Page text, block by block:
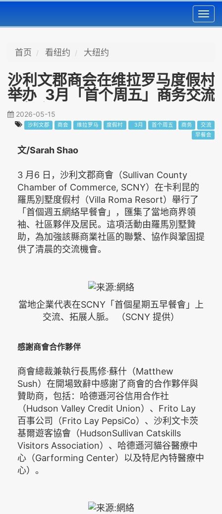
首页 看纽约 大纽约
沙利文郡商会在维拉罗马度假村
举办 3月「首个周五」商务交流
早餐会
2026-05-15
沙利文郡 商会 维拉罗马 度假村 3月 首个周五 商务
交流
早餐会
文/Sarah Shao
3 月6 日，沙利文郡商會（Sullivan County
Chamber of Commerce, SCNY）在卡利昆的
羅馬別墅度假村（Villa Roma Resort）舉行了
「首個週五網絡早餐會」，匯集了當地商界領
袖、社區夥伴及居民。這項活動由羅馬別墅贊
助，為加強該縣商業社區的聯繫、協作與鞏固提
供了清晨的交流機會。
當地企業代表在SCNY「首個星期五早餐會」上
交流、拓展人脈。 （SCNY 提供）
感謝商會合作夥伴
商會總裁兼執行長馬修·蘇什（Matthew
Sush）在開場致辭中感謝了商會的合作夥伴與
贊助商，包括：哈德遜河谷信用合作社
（Hudson Valley Credit Union）、Frito Lay
百事公司（Frito Lay PepsiCo）、沙利文卡茨
基爾遊客協會（HudsonSullivan Catskills
Visitors Association）、哈德遜河貓谷醫療中
心（Garforming Center）以及特尼內特醫療中
心）。